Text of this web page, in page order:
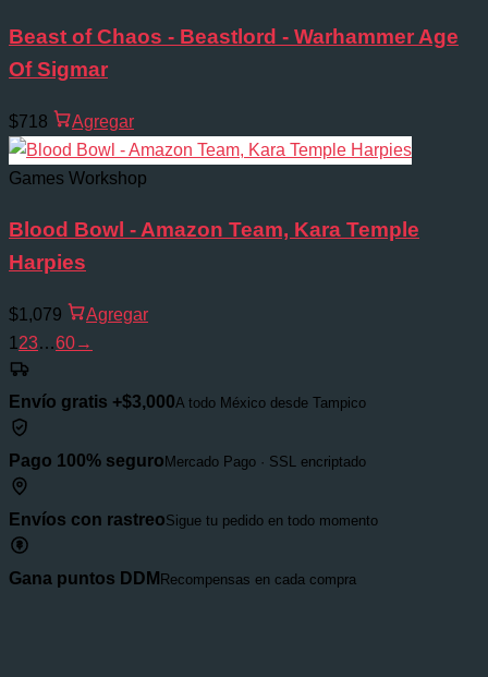
Beast of Chaos - Beastlord - Warhammer Age
Of Sigmar
$718 Agregar
Games Workshop
Blood Bowl - Amazon Team, Kara Temple
Harpies
$1,079
Agregar
1 23…60→
Envío gratis +$3,000A todo México desde Tampico
Pago 100% seguroMercado Pago · SSL encriptado
Envíos con rastreoSigue tu pedido en todo momento
Gana puntos DDM Recompensas en cada compra